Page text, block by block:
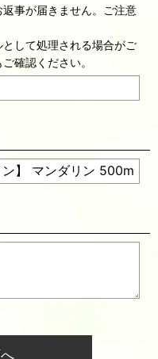
事が届きません。ご注意
して処理される場合がご
確認ください。